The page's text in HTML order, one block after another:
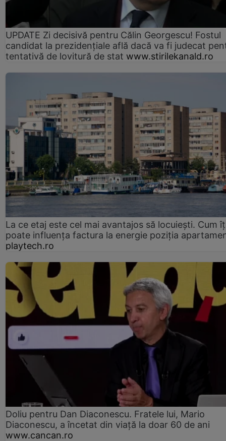
UPDATE Zi decisivă pentru Călin Georgescu! Fostul
candidat la prezidențiale află dacă va fi judecat
tentativă de lovitură de stat www.stirilekanald.ro
La ce etaj este cel mai avantajos să locuiești. Cum
poate influența factura la energie poziția
playtech.ro
Doliu pentru Dan Diaconescu. Fratele lui, Mario
Diaconescu, a încetat din viață la doar 60 de ani
www.cancan.ro